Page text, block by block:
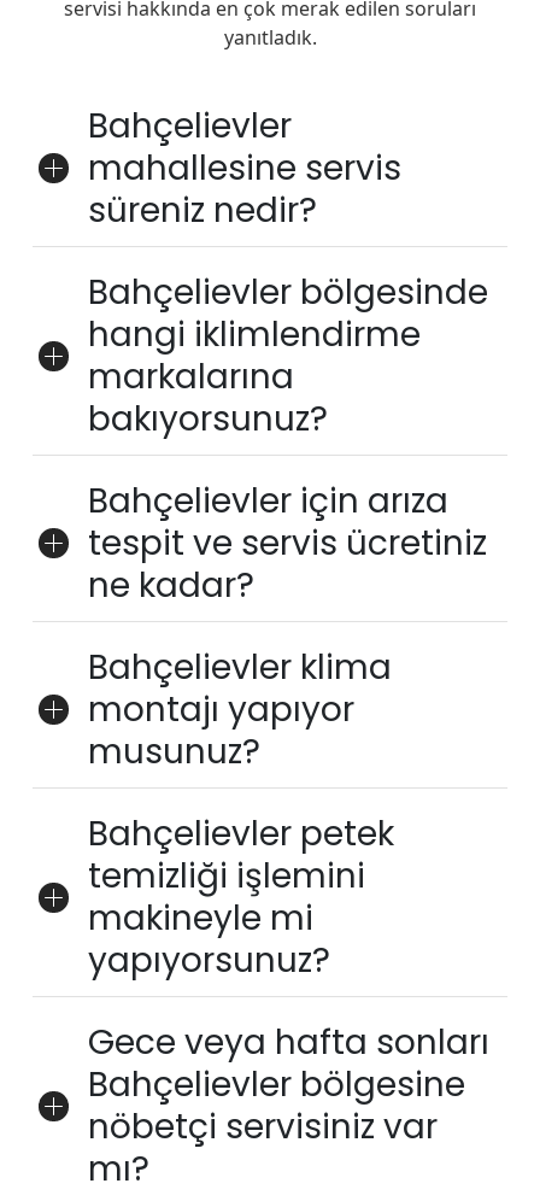
servisi hakkında en çok merak edilen soruları
yanıtladık.
Bahçelievler
mahallesine servis
süreniz nedir?
Bahçelievler bölgesinde
hangi iklimlendirme
markalarına
bakıyorsunuz?
Bahçelievler için arıza
tespit ve servis ücretiniz
ne kadar?
Bahçelievler klima
montajı yapıyor
musunuz?
Bahçelievler petek
temizliği işlemini
makineyle mi
yapıyorsunuz?
Gece veya hafta sonları
Bahçelievler bölgesine
nöbetçi servisiniz var
mı?